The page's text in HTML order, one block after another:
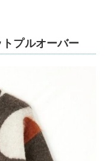
プルオーバー